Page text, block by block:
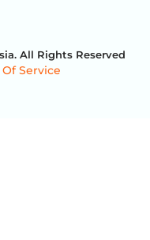
All Rights Reserved
Service